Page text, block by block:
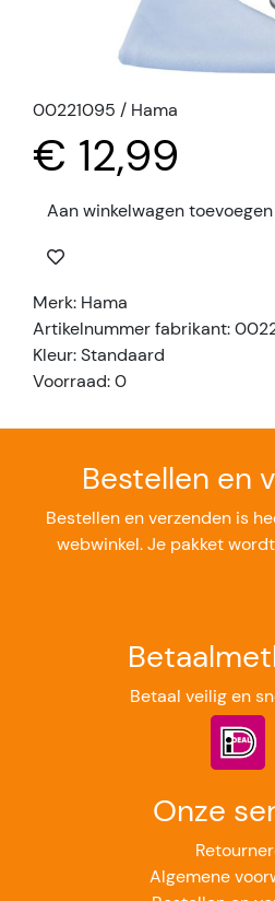
00221095 / Hama
€ 12,99
Aan winkelwagen toevoegen
Merk: Hama
Artikelnummer fabrikant:
Kleur: Standaard
Voorraad: 0
Bestellen en
Bestellen en verzenden is
webwinkel. Je pakket
Betaal veilig en
Onze
Algemene